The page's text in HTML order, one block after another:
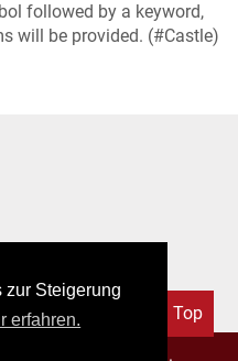
zur Steigerung
erfahren.
followed by a keyword,
will be provided. (#Castle)
Top